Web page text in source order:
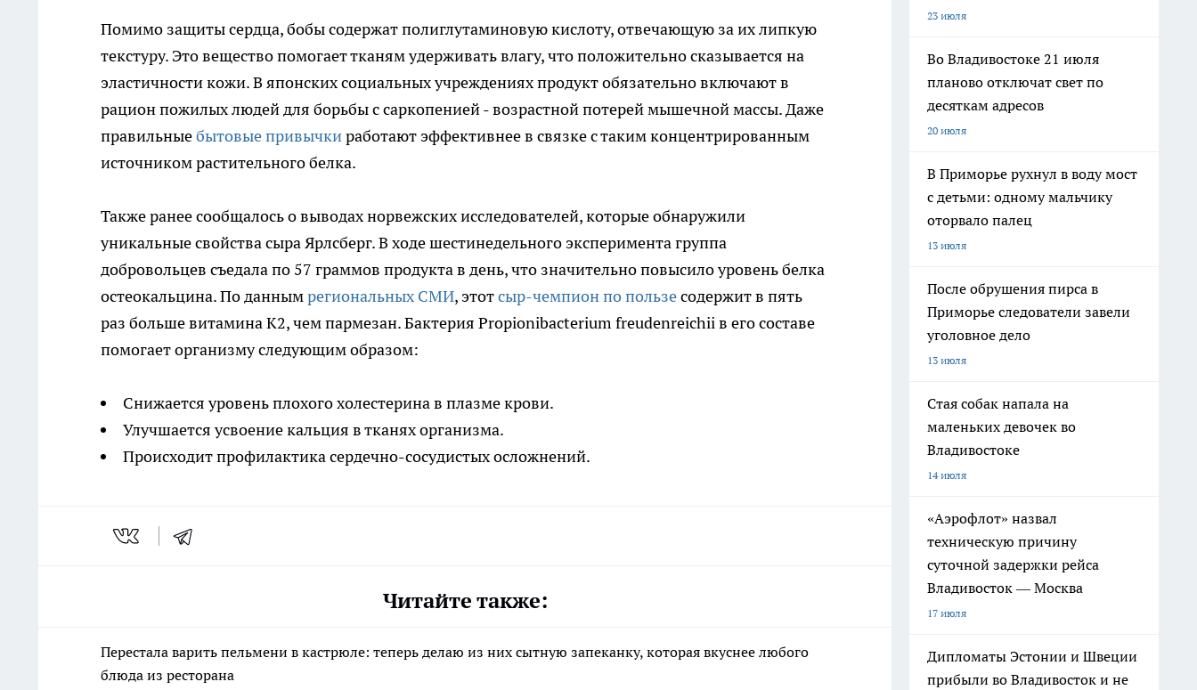
Помимо защиты сердца, бобы содержат полиглутаминовую кислоту, отвечающую за их липкую
текстуру. Это вещество помогает тканям удерживать влагу, что положительно сказывается на
эластичности кожи. В японских социальных учреждениях продукт обязательно включают в
рацион пожилых людей для борьбы с саркопенией - возрастной потерей мышечной массы. Даже
правильныебытовые привычкиработают эффективнее в связке с таким концентрированным
источником растительного белка.
Также ранее сообщалось о выводах норвежских исследователей, которые обнаружили
уникальные свойства сыра Ярлсберг. В ходе шестинедельного эксперимента группа
добровольцев съедала по 57 граммов продукта в день, что значительно повысило уровень белка
остеокальцина. По даннымрегиональных СМИ, этотсыр-чемпион по пользесодержит в пять
раз больше витамина К2, чем пармезан. Бактерия Propionibacterium freudenreichii в его составе
помогает организму следующим образом:
Снижается уровень плохого холестерина в плазме крови.
Улучшается усвоение кальция в тканях организма.
Происходит профилактика сердечно-сосудистых осложнений.
Читайте также:
Перестала варить пельмени в кастрюле: теперь делаю из них сытную запеканку, которая вкуснее любого
блюда из ресторана
23 июля
Во Владивостоке 21 июля
планово отключат свет по
десяткам адресов
20 июля
В Приморье рухнул в воду мост
с детьми: одному мальчику
оторвало палец
13 июля
После обрушения пирса в
Приморье следователи завели
уголовное дело
13 июля
Стая собак напала на
маленьких девочек во
Владивостоке
14 июля
«Аэрофлот» назвал
техническую причину
суточной задержки рейса
Владивосток — Москва
17 июля
Дипломаты Эстонии и Швеции
прибыли во Владивосток и не